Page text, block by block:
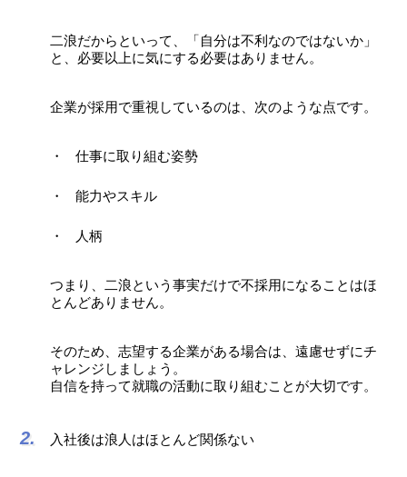
二浪だからといって、「自分は不利なのではないか」
と、必要以上に気にする必要はありません。
企業が採用で重視しているのは、次のような点です。
仕事に取り組む姿勢
能力やスキル
人柄
つまり、二浪という事実だけで不採用になることはほ
とんどありません。
そのため、志望する企業がある場合は、遠慮せずにチ
ャレンジしましょう。
自信を持って就職の活動に取り組むことが大切です。
入社後は浪人はほとんど関係ない